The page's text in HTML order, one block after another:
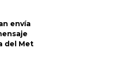
envía
del Met